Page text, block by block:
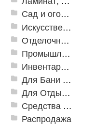
Сад и огород
Искусственная трава
Отделочные профили
Промышленный текстиль
Инвентарь для клининга
Для Бани и Сауны
Для Отдыха и Пикника
Средства от насекомых и садовых вредителей
Распродажа